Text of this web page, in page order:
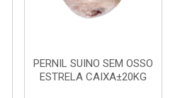
PERNIL SUINO SEM OSSO
ESTRELA CAIXA±20KG